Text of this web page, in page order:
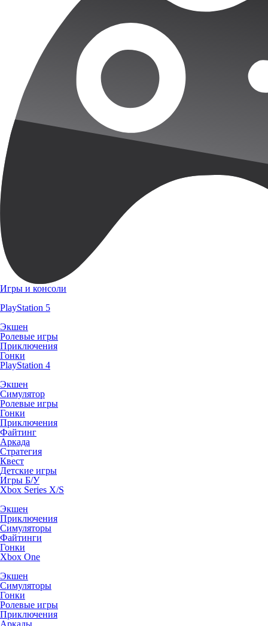
Игры и консоли
PlayStation 5
Экшен
Ролевые игры
Приключения
Гонки
PlayStation 4
Экшен
Симулятор
Ролевые игры
Гонки
Приключения
Файтинг
Аркада
Стратегия
Квест
Детские игры
Игры Б/У
Xbox Series X/S
Экшен
Приключения
Симуляторы
Файтинги
Гонки
Xbox One
Экшен
Симуляторы
Гонки
Ролевые игры
Приключения
Аркады